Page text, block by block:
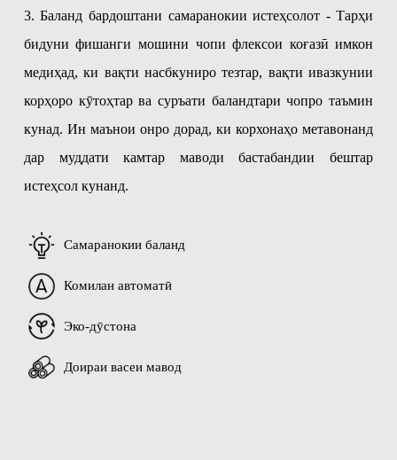
3. Баланд бардоштани самаранокии истеҳсолот - Тарҳи
бидуни фишанги мошини чопи флексои коғазӣ имкон
медиҳад, ки вақти насбкуниро тезтар, вақти ивазкунии
корҳоро кӯтоҳтар ва суръати баландтари чопро таъмин
кунад. Ин маънои онро дорад, ки корхонаҳо метавонанд
дар муддати камтар маводи бастабандии бештар
истеҳсол кунанд.
Самаранокии баланд
Комилан автоматӣ
Эко-дӯстона
Доираи васеи мавод